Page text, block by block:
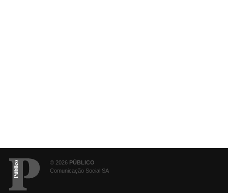
© 2026 PÚBLICO
Comunicação Social SA